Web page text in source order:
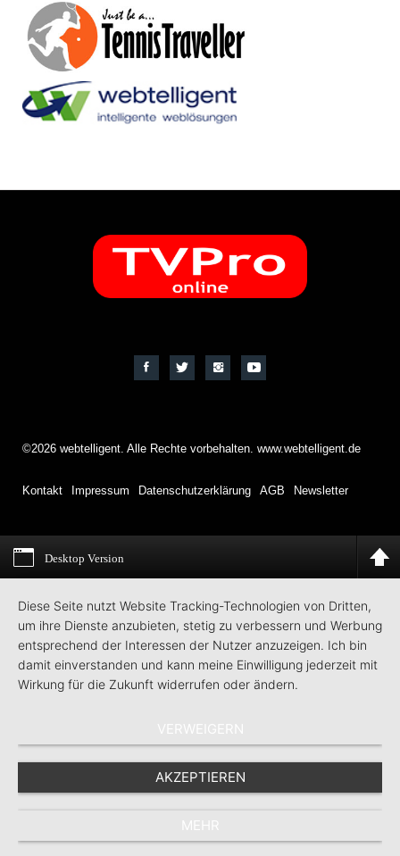
©2026 webtelligent. Alle Rechte vorbehalten. www.webtelligent.de
Kontakt Impressum Datenschutzerklärung AGB Newsletter
Desktop Version
Diese Seite nutzt Website Tracking-Technologien von Dritten,
um ihre Dienste anzubieten, stetig zu verbessern und Werbung
entsprechend der Interessen der Nutzer anzuzeigen. Ich bin
damit einverstanden und kann meine Einwilligung jederzeit mit
Wirkung für die Zukunft widerrufen oder ändern.
VERWEIGERN
AKZEPTIEREN
MEHR